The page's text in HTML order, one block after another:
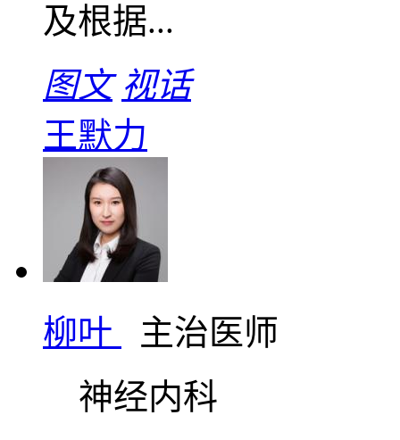
及根据...
图文 视话
王默力
柳叶
主治医师
神经内科